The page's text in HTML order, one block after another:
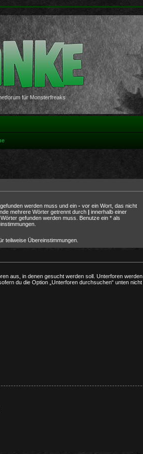
für Monsterfreaks
werden muss und ein - vor ein Wort, das nicht
mehrere Wörter getrennt durch | innerhalb einer
gefunden werden muss. Benutze ein * als
teilweise Übereinstimmungen.
aus, in denen gesucht werden soll. Unterforen werden
du die Option „Unterforen durchsuchen“ unten nicht